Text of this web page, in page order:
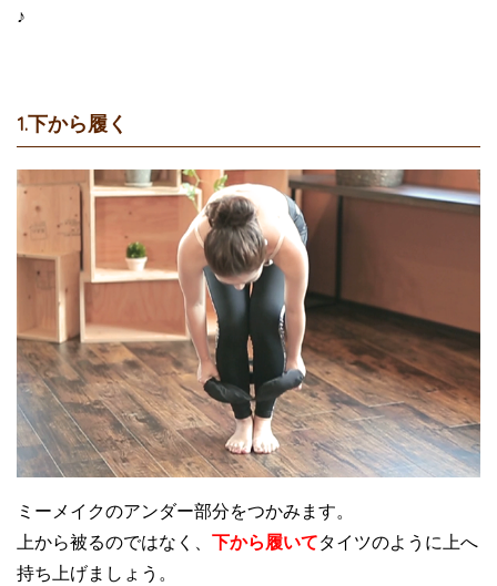
♪
1.下から履く
ミーメイクのアンダー部分をつかみます。
上から被るのではなく、 下から履いてタイツのように上へ
持ち上げましょう。